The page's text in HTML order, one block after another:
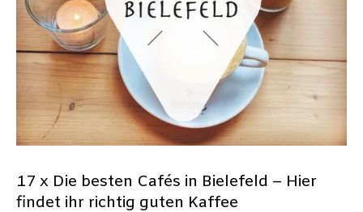
17 x Die besten Cafés in Bielefeld – Hier
findet ihr richtig guten Kaffee